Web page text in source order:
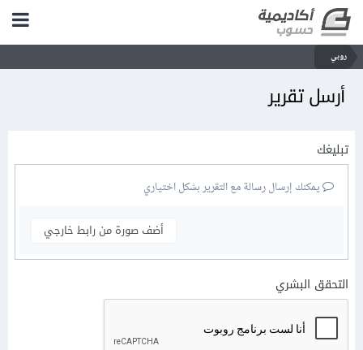
روبي
أرسل تقرير
تبليغك
يمكنك إرسال رسالة مع التقرير بشكل اختياري
أضف صورة من رابط خارجي
التحقق البشري